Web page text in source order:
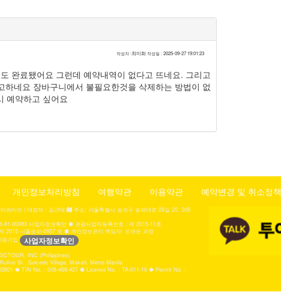
작성자 :최미화 작성일 : 2025-09-27 19:01:23
완료됐어요 그런데 예약내역이 없다고 뜨네요. 그리고
네요 장바구니에서 불필요한것을 삭제하는 방법이 없
예약하고 싶어요
개인정보처리방침 여행약관 이용약관 예약변경 및 취소정책
파이브 | 대표자 : 김근태
주소: 서울특별시 송파구 송파대로 28길 20, 309
81-00083 사업자정보확인
관광사업자등록번호 : 제 2015-11호
2015-서울송파-0957 호
개인정보관리 책임자: 오재은 과장
원가입 사업자정보확인
INC (Philippines)
St., Salcedo Village, Makati, Metro Manila
TIN No. : 008-468-427 License No. : TA-011-16
Permit No. :